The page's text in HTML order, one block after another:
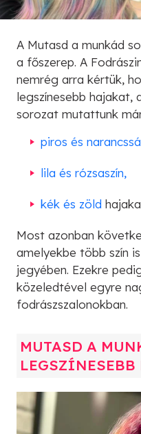
A Mutasd a munkád
a főszerep. A
nemrég arra kértük,
legszínesebb hajakat,
sorozat mutattunk
piros és
lila és rózsaszín,
kék és zöld
Most azonban
amelyekbe több szín
jegyében. Ezekre
közeledtével egyre
fodrászszalonokban.
MUTASD A